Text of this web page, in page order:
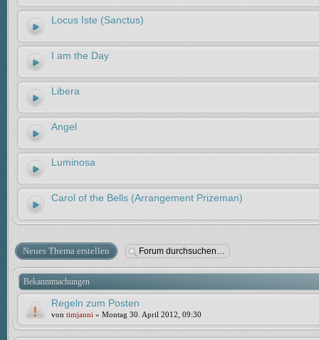
Locus Iste (Sanctus)
I am the Day
Libera
Angel
Luminosa
Carol of the Bells (Arrangement Prizeman)
Neues Thema erstellen
Bekanntmachungen
Regeln zum Posten
von timjanni » Montag 30. April 2012, 09:30